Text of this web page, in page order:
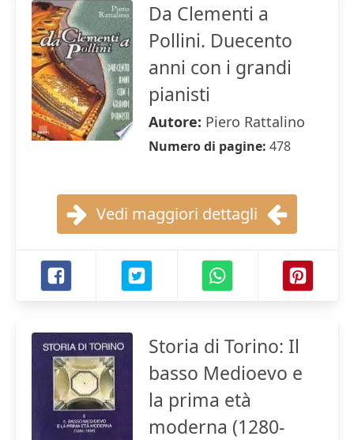
Da Clementi a
Pollini. Duecento
anni con i grandi
pianisti
Autore: Piero Rattalino
Numero di pagine: 478
Vedi maggiori dettagli
Storia di Torino: Il
basso Medioevo e
la prima età
moderna (1280-